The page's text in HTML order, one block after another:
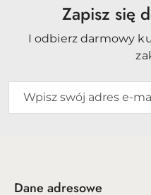
Zapisz się
I odbierz darmowy
Dane adresowe